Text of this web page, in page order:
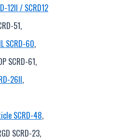
12II / SCRD12
51,
SCRD-60,
SCRD-61,
26II,
SCRD-48,
SCRD-23,